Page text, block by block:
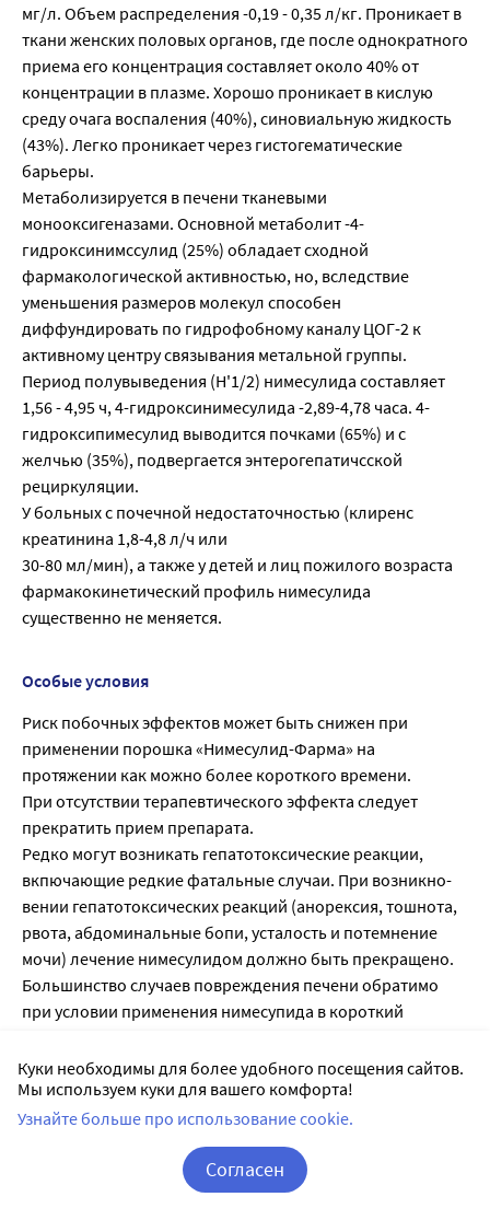
мг/л. Объем распределения -0,19 - 0,35 л/кг. Проникает в
ткани женских половых органов, где после однократного
приема его концентрация составляет около 40% от
концентрации в плазме. Хорошо проникает в кислую
среду очага воспаления (40%), синовиальную жидкость
(43%). Легко проникает через гистогематические
барьеры.
Метаболизируется в печени тканевыми
монооксигеназами. Основной метаболит -4-
гидроксинимссулид (25%) обладает сходной
фармакологической активностью, но, вследствие
уменьшения размеров молекул способен
диффундировать по гидрофобному каналу ЦОГ-2 к
активному центру связывания метальной группы.
Период полувыведения (Н'1/2) нимесулида составляет
1,56 - 4,95 ч, 4-гидроксинимесулида -2,89-4,78 часа. 4-
гидроксипимесулид выводится почками (65%) и с
желчью (35%), подвергается энтерогепатичсской
рециркуляции.
У больных с почечной недостаточностью (клиренс
креатинина 1,8-4,8 л/ч или
30-80 мл/мин), а также у детей и лиц пожилого возраста
фармакокинетический профиль нимесулида
существенно не меняется.
Особые условия
Риск побочных эффектов может быть снижен при
применении порошка «Нимесулид-Фарма» на
протяжении как можно более короткого времени.
При отсутствии терапевтического эффекта следует
прекратить прием препарата.
Редко могут возникать гепатотоксические реакции,
вкпючающие редкие фатальные случаи. При возникно­
вении гепатотоксических реакций (анорексия, тошнота,
рвота, абдоминальные бопи, усталость и потемнение
мочи) лечение нимесулидом должно быть прекращено.
Большинство случаев повреждения печени обратимо
при условии применения нимесупида в короткий
Следует избегать одновременного приема нимесулида с
другими гепатотоксическими средствами и алкоголем, в
связи с повышением риска гепатотоксических реакций.
Нимесулид с осторожностью применяют с другими
анальгетиками. Одновременное применение с другими
НПВС не рекомендуется.
Куки необходимы для более удобного посещения сайтов.
Мы используем куки для вашего комфорта!
Узнайте больше про использование cookie.
Согласен